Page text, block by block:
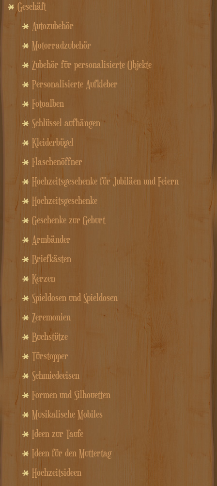
Geschäft
Autozubehör
Motorradzubehör
Zubehör für personalisierte Objekte
Personalisierte Aufkleber
Fotoalben
Schlüssel aufhängen
Kleiderbügel
Flaschenöffner
Hochzeitsgeschenke für Jubiläen und Feiern
Hochzeitsgeschenke
Geschenke zur Geburt
Armbänder
Briefkästen
Kerzen
Spieldosen und Spieldosen
Zeremonien
Buchstütze
Türstopper
Schmiedeeisen
Formen und Silhouetten
Musikalische Mobiles
Ideen zur Taufe
Ideen für den Muttertag
Hochzeitsideen